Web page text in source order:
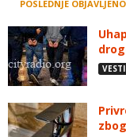
POSLEDNJE OBJAVLJENO
VESTI